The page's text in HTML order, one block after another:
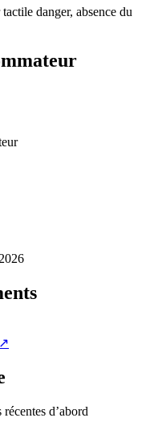
danger, absence du
↗
d’abord